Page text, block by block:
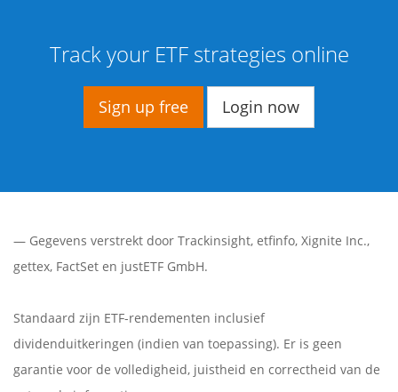
Track your ETF strategies online
Sign up free Login now
— Gegevens verstrekt door Trackinsight, etfinfo, Xignite Inc.,
gettex, FactSet en justETF GmbH.
Standaard zijn ETF-rendementen inclusief
dividenduitkeringen (indien van toepassing). Er is geen
garantie voor de volledigheid, juistheid en correctheid van de